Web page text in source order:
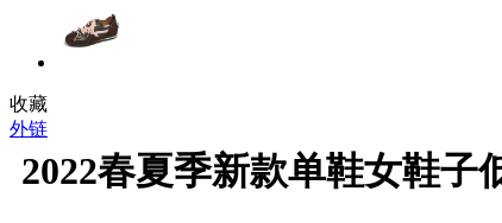
收藏
外链
2022春夏季新款单鞋女鞋